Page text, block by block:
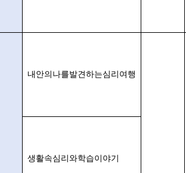
내안의나를발견하는심리여행
생활속심리와학습이야기